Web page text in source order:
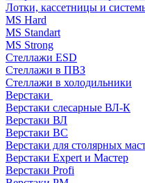
Лотки, кассетницы и
MS Hard
MS Standart
MS Strong
Стеллажи ESD
Стеллажи в ПВЗ
Стеллажи в холодильники
Верстаки
Верстаки слесарные ВЛ-К
Верстаки ВЛ
Верстаки ВС
Верстаки для столярных
Верстаки Expert и Мастер
Верстаки Profi